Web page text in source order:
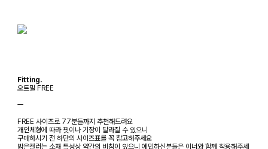
Fitting.
오트밀 FREE
ㅡ
FREE 사이즈로 77분들까지 추천해드려요
개인체형에 따라 핏이나 기장이 달라질 수 있으니
구매하시기 전 하단의 사이즈표를 꼭 참고해주세요
밝은컬러는 소재 특성상 약간의 비침이 있으니 예민하신분들은 이너와 함께 착용해주세